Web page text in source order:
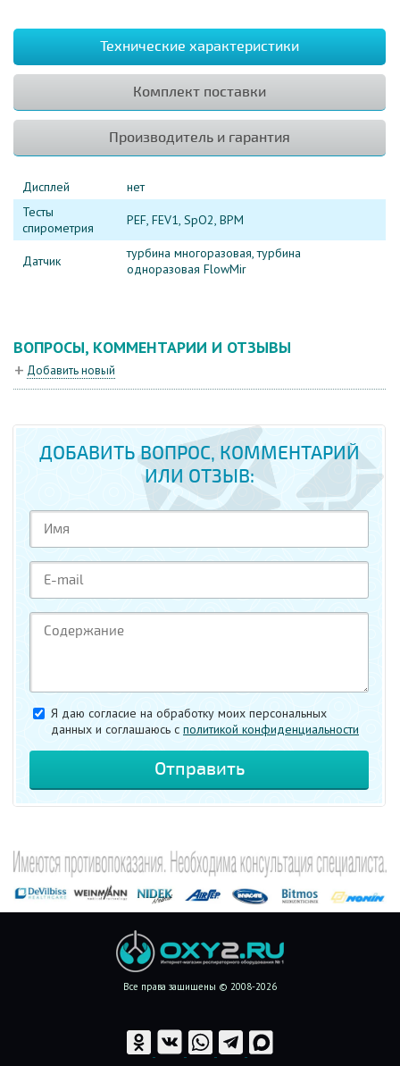
Технические характеристики
Комплект поставки
Производитель и гарантия
Дисплей
нет
Тесты
спирометрия
PEF, FEV1, SpO2, BPM
Датчик
турбина многоразовая, турбина
одноразовая FlowMir
ВОПРОСЫ, КОММЕНТАРИИ И ОТЗЫВЫ
Добавить новый
ДОБАВИТЬ ВОПРОС, КОММЕНТАРИЙ
ИЛИ ОТЗЫВ:
Я даю согласие на обработку моих персональных
данных и соглашаюсь c политикой конфиденциальности
Все права защищены © 2008-2026